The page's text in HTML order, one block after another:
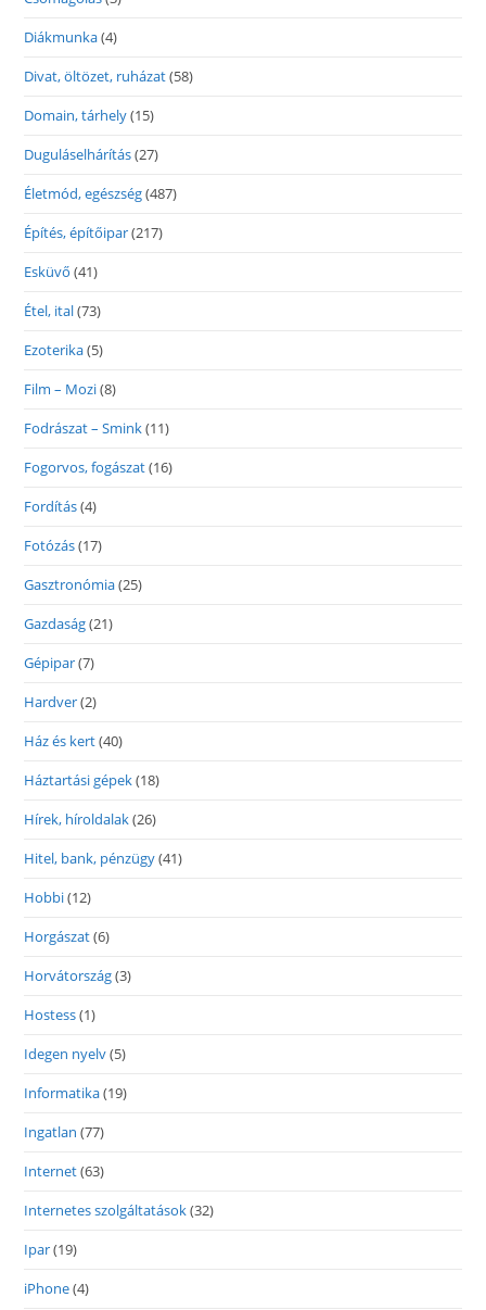
Diákmunka(4)
Divat, öltözet, ruházat(58)
Domain, tárhely(15)
Duguláselhárítás(27)
Életmód, egészség(487)
Építés, építőipar(217)
Esküvő (41)
Étel, ital(73)
Ezoterika(5)
Film – Mozi(8)
Fodrászat – Smink(11)
Fogorvos, fogászat(16)
Fordítás(4)
Fotózás(17)
Gasztronómia(25)
Gazdaság(21)
Gépipar(7)
Hardver(2)
Ház és kert(40)
Háztartási gépek(18)
Hírek, híroldalak(26)
Hitel, bank, pénzügy(41)
Hobbi(12)
Horgászat(6)
Horvátország(3)
Hostess(1)
Idegen nyelv(5)
Informatika(19)
Ingatlan (77)
Internet(63)
Internetes szolgáltatások(32)
Ipar(19)
iPhone(4)